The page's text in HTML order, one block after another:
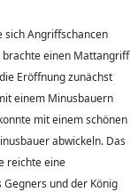
sich Angriffschancen
einen Mattangriff
Eröffnung zunächst
einem Minusbauern
mit einem schönen
abwickeln. Das
reichte eine
und der König